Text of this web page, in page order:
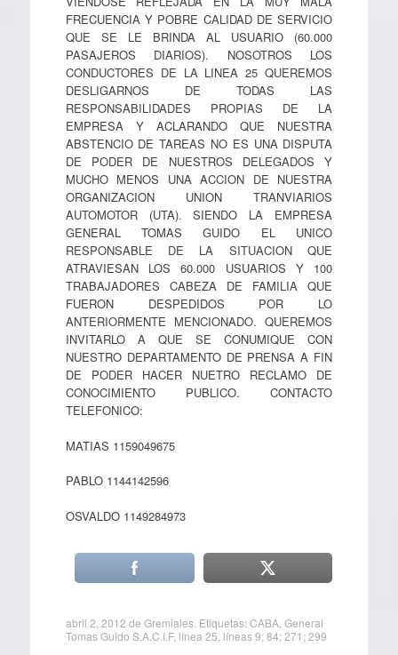
FRECUENCIA Y POBRE CALIDAD DE SERVICIO
QUE SE LE BRINDA AL USUARIO (60.000
PASAJEROS DIARIOS). NOSOTROS LOS
CONDUCTORES DE LA LINEA 25 QUEREMOS
DESLIGARNOS DE TODAS LAS
RESPONSABILIDADES PROPIAS DE LA
EMPRESA Y ACLARANDO QUE NUESTRA
ABSTENCIO DE TAREAS NO ES UNA DISPUTA
DE PODER DE NUESTROS DELEGADOS Y
MUCHO MENOS UNA ACCION DE NUESTRA
ORGANIZACION UNION TRANVIARIOS
AUTOMOTOR (UTA). SIENDO LA EMPRESA
GENERAL TOMAS GUIDO EL UNICO
RESPONSABLE DE LA SITUACION QUE
ATRAVIESAN LOS 60.000 USUARIOS Y 100
TRABAJADORES CABEZA DE FAMILIA QUE
FUERON DESPEDIDOS POR LO
ANTERIORMENTE MENCIONADO. QUEREMOS
INVITARLO A QUE SE CONUMIQUE CON
NUESTRO DEPARTAMENTO DE PRENSA A FIN
DE PODER HACER NUETRO RECLAMO DE
CONOCIMIENTO PUBLICO. CONTACTO
TELEFONICO:
MATIAS 1159049675
PABLO 1144142596
OSVALDO 1149284973
abril 2, 2012 de Gremiales. Etiquetas:CABA, General
Tomas Guido S.A.C.I.F, línea 25 líneas 9; 84; 271; 299